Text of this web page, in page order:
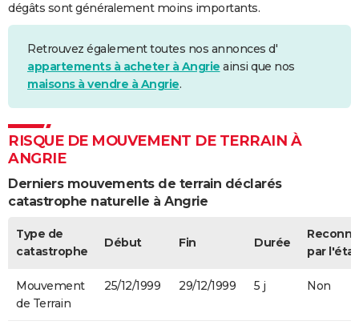
dégâts sont généralement moins importants.
Retrouvez également toutes nos annonces d'
appartements à acheter à Angrie ainsi que nos
maisons à vendre à Angrie.
RISQUE DE MOUVEMENT DE TERRAIN À
ANGRIE
Derniers mouvements de terrain déclarés
catastrophe naturelle à Angrie
Type de
catastrophe
Début Fin Durée
par l'état
Mouvement
de Terrain
25/12/1999 29/12/1999 5 j Non